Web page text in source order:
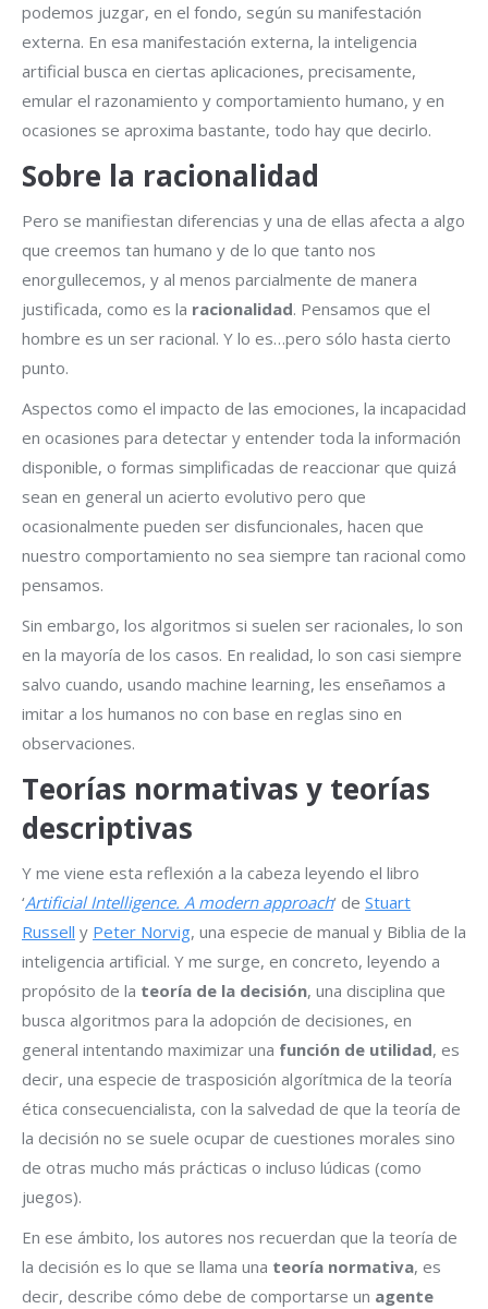
podemos juzgar, en el fondo, según su manifestación
externa. En esa manifestación externa, la inteligencia
artificial busca en ciertas aplicaciones, precisamente,
emular el razonamiento y comportamiento humano, y en
ocasiones se aproxima bastante, todo hay que decirlo.
Sobre la racionalidad
Pero se manifiestan diferencias y una de ellas afecta a algo
que creemos tan humano y de lo que tanto nos
enorgullecemos, y al menos parcialmente de manera
justificada, como es la racionalidad. Pensamos que el
hombre es un ser racional. Y lo es…pero sólo hasta cierto
punto.
Aspectos como el impacto de las emociones, la incapacidad
en ocasiones para detectar y entender toda la información
disponible, o formas simplificadas de reaccionar que quizá
sean en general un acierto evolutivo pero que
ocasionalmente pueden ser disfuncionales, hacen que
nuestro comportamiento no sea siempre tan racional como
pensamos.
Sin embargo, los algoritmos si suelen ser racionales, lo son
en la mayoría de los casos. En realidad, lo son casi siempre
salvo cuando, usando machine learning, les enseñamos a
imitar a los humanos no con base en reglas sino en
observaciones.
Teorías normativas y teorías
descriptivas
Y me viene esta reflexión a la cabeza leyendo el libro
‘Artificial Intelligence. A modern approach‘ de Stuart
Russell y Peter Norvig, una especie de manual y Biblia de la
inteligencia artificial. Y me surge, en concreto, leyendo a
propósito de la teoría de la decisión, una disciplina que
busca algoritmos para la adopción de decisiones, en
general intentando maximizar una función de utilidad, es
decir, una especie de trasposición algorítmica de la teoría
ética consecuencialista, con la salvedad de que la teoría de
la decisión no se suele ocupar de cuestiones morales sino
de otras mucho más prácticas o incluso lúdicas (como
juegos).
En ese ámbito, los autores nos recuerdan que la teoría de
la decisión es lo que se llama una teoría normativa, es
decir, describe cómo debe de comportarse un agente